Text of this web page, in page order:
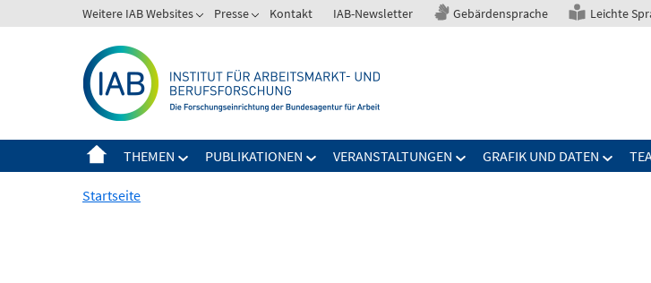
zum
Weitere IAB Websites Presse Kontakt IAB-Newsletter Gebärdensprache Leichte
THEMEN PUBLIKATIONEN VERANSTALTUNGEN GRAFIK UND DATEN
Startseite